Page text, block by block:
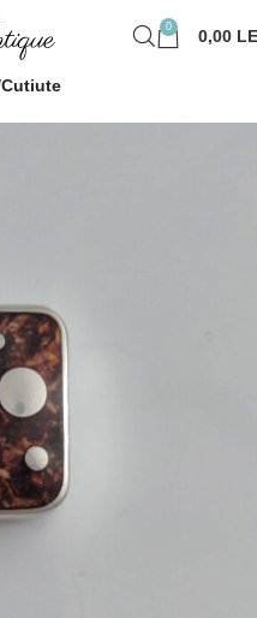
0 0,00
Cutiute